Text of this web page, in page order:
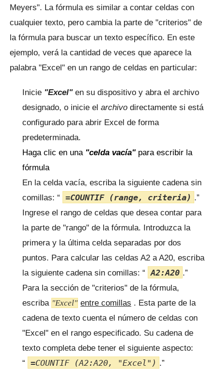
Meyers". La fórmula es similar a contar celdas con
cualquier texto, pero cambia la parte de "criterios" de
la fórmula para buscar un texto específico. En este
ejemplo, verá la cantidad de veces que aparece la
palabra "Excel" en un rango de celdas en particular:
Inicie "Excel" en su dispositivo y abra el archivo
designado, o inicie el archivo directamente si está
configurado para abrir Excel de forma
predeterminada.
Haga clic en una "celda vacía"para escribir la
fórmula
En la celda vacía, escriba la siguiente cadena sin
comillas: “
=COUNTIF (range, criteria) .”
Ingrese el rango de celdas que desea contar para
la parte de "rango" de la fórmula. Introduzca la
primera y la última celda separadas por dos
puntos. Para calcular las celdas A2 a A20, escriba
la siguiente cadena sin comillas: “
A2:A20 .”
Para la sección de "criterios" de la fórmula,
escriba "Excel" entre comillas . Esta parte de la
cadena de texto cuenta el número de celdas con
"Excel" en el rango especificado. Su cadena de
texto completa debe tener el siguiente aspecto:
“
=COUNTIF (A2:A20, "Excel") .”